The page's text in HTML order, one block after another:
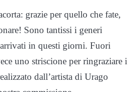
grazie per quello che fate,
Sono tantissi i generi
in questi giorni. Fuori
uno striscione per ringraziare i
dall’artista di Urago